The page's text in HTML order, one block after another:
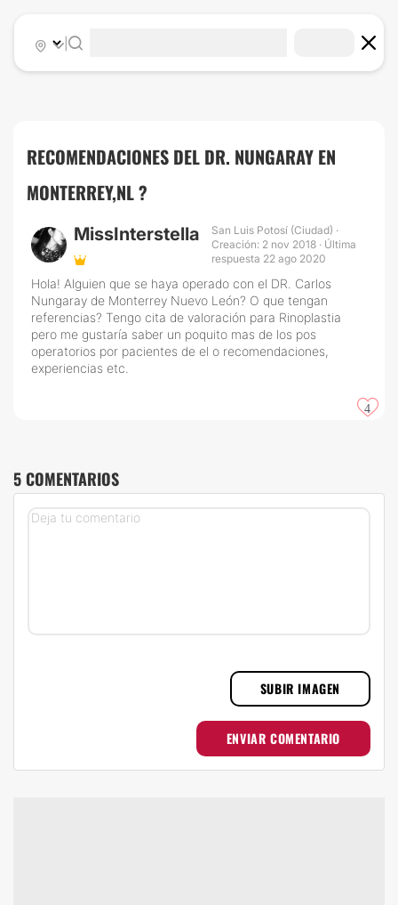
|
RECOMENDACIONES DEL DR. NUNGARAY EN
MONTERREY,NL ?
MissInterstella
San Luis Potosí (Ciudad) ·
Creación: 2 nov 2018 · Última
respuesta 22 ago 2020
Hola! Alguien que se haya operado con el DR. Carlos
Nungaray de Monterrey Nuevo León? O que tengan
referencias? Tengo cita de valoración para Rinoplastia
pero me gustaría saber un poquito mas de los pos
operatorios por pacientes de el o recomendaciones,
experiencias etc.
4
5 COMENTARIOS
SUBIR IMAGEN
ENVIAR COMENTARIO